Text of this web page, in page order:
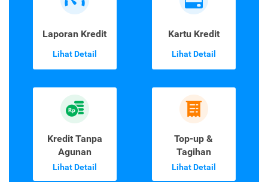
Laporan Kredit
Lihat Detail
Kartu Kredit
Lihat Detail
Kredit Tanpa
Agunan
Lihat Detail
Top-up &
Tagihan
Lihat Detail